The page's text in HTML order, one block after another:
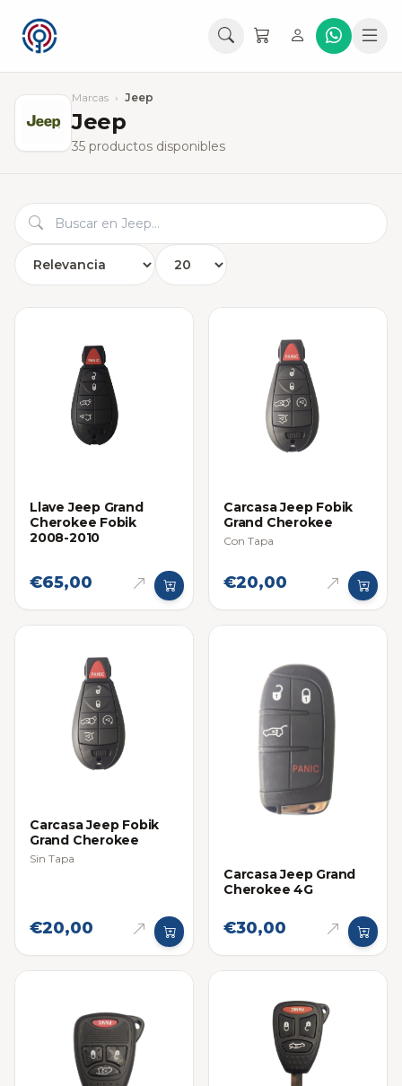
Marcas › Jeep
Jeep
35 productos disponibles
Llave Jeep Grand
Cherokee Fobik
2008-2010
€65,00
Carcasa Jeep Fobik
Grand Cherokee
Con Tapa
€20,00
Carcasa Jeep Fobik
Grand Cherokee
Sin Tapa
€20,00
Carcasa Jeep Grand
Cherokee 4G
€30,00